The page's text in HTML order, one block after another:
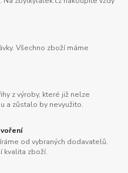
Všechno zboží máme
z výroby, které již nelze
a zůstalo by nevyužito.
od vybraných dodavatelů.
kvalita zboží.